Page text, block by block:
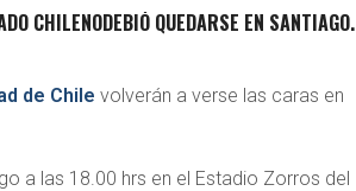
CHILENODEBIÓ QUEDARSE EN SANTIAGO.
de Chile volverán a verse las caras en
a las 18.00 hrs en el Estadio Zorros del